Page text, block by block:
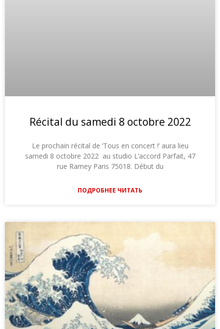
Récital du samedi 8 octobre 2022
Le prochain récital de ‘Tous en concert !’ aura lieu
samedi 8 octobre 2022 au studio L’accord Parfait, 47
rue Ramey Paris 75018. Début du
ПОДРОБНЕЕ ЧИТАТЬ